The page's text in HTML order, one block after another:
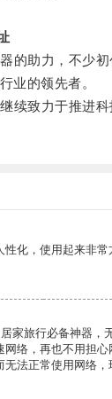
助力，不少初
业的领先者。
致力于推进科
化，使用起来非常
家旅行必备神器，
网络，再也不用担
无法正常使用网络